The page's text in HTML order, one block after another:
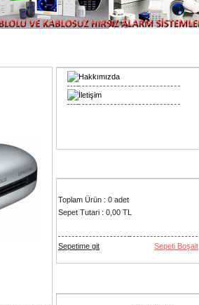
Hakkımızda
İletişim
Toplam Ürün : 0 adet
Sepet Tutari : 0,00 TL
Sepetime git Sepeti Boşalt